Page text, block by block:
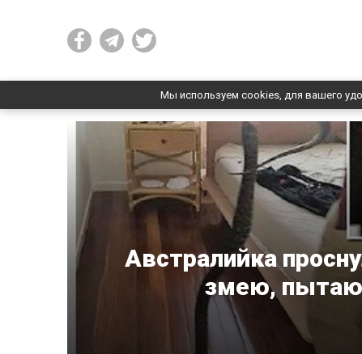
Мы используем cookies, для вашего
Австралийка
змею,